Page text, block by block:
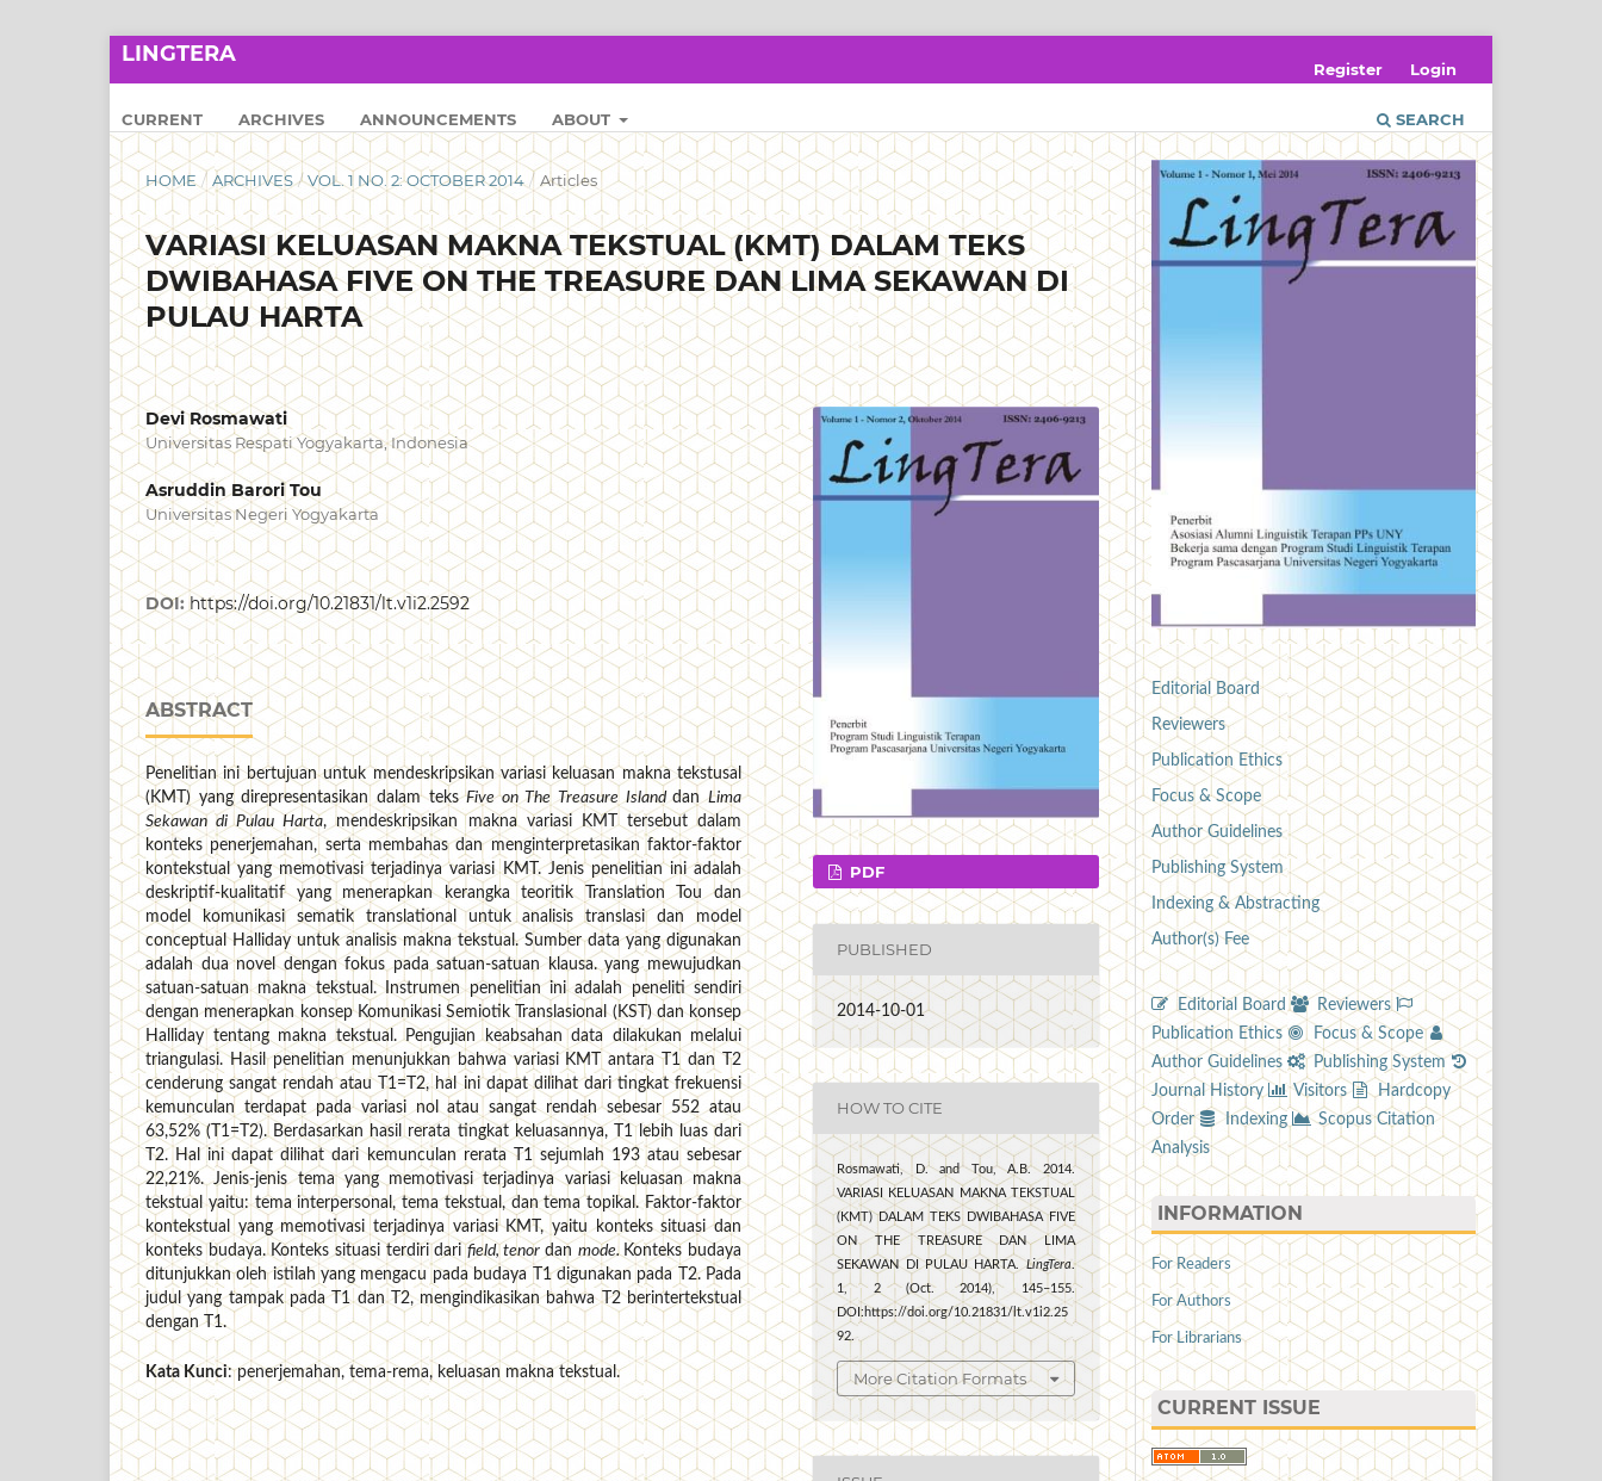
LINGTERA
CURRENT ARCHIVES ANNOUNCEMENTS ABOUT SEARCH
Register Login
HOME / ARCHIVES / VOL. 1 NO. 2: OCTOBER 2014 / Articles
VARIASI KELUASAN MAKNA TEKSTUAL (KMT) DALAM TEKS
DWIBAHASA FIVE ON THE TREASURE DAN LIMA SEKAWAN DI
PULAU HARTA
Devi Rosmawati
Universitas Respati Yogyakarta, Indonesia
Asruddin Barori Tou
Universitas Negeri Yogyakarta
DOI: https://doi.org/10.21831/lt.v1i2.2592
ABSTRACT
Penelitian ini bertujuan untuk mendeskripsikan variasi keluasan makna tekstusal
(KMT) yang direpresentasikan dalam teksFive on The Treasure IslanddanLima
Sekawan di Pulau Harta, mendeskripsikan makna variasi KMT tersebut dalam
konteks penerjemahan, serta membahas dan menginterpretasikan faktor-faktor
kontekstual yang memotivasi terjadinya variasi KMT. Jenis penelitian ini adalah
deskriptif-kualitatif yang menerapkan kerangka teoritik Translation Tou dan
model komunikasi sematik translational untuk analisis translasi dan model
conceptual Halliday untuk analisis makna tekstual. Sumber data yang digunakan
adalah dua novel dengan fokus pada satuan-satuan klausa. yang mewujudkan
satuan-satuan makna tekstual. Instrumen penelitian ini adalah peneliti sendiri
dengan menerapkan konsep Komunikasi Semiotik Translasional (KST) dan konsep
Halliday tentang makna tekstual. Pengujian keabsahan data dilakukan melalui
triangulasi. Hasil penelitian menunjukkan bahwa variasi KMT antara T1 dan T2
cenderung sangat rendah atau T1=T2, hal ini dapat dilihat dari tingkat frekuensi
kemunculan terdapat pada variasi nol atau sangat rendah sebesar 552 atau
63,52% (T1=T2). Berdasarkan hasil rerata tingkat keluasannya, T1 lebih luas dari
T2. Hal ini dapat dilihat dari kemunculan rerata T1 sejumlah 193 atau sebesar
22,21%. Jenis-jenis tema yang memotivasi terjadinya variasi keluasan makna
tekstual yaitu: tema interpersonal, tema tekstual, dan tema topikal. Faktor-faktor
kontekstual yang memotivasi terjadinya variasi KMT, yaitu konteks situasi dan
konteks budaya. Konteks situasi terdiri dari field, tenordan mode. Konteks budaya
ditunjukkan oleh istilah yang mengacu pada budaya T1 digunakan pada T2. Pada
judul yang tampak pada T1 dan T2, mengindikasikan bahwa T2 berintertekstual
dengan T1.
Kata Kunci: penerjemahan, tema-rema, keluasan makna tekstual.
PDF
PUBLISHED
2014-10-01
HOW TO CITE
Rosmawati, D. and Tou, A.B. 2014.
VARIASI KELUASAN MAKNA TEKSTUAL
(KMT) DALAM TEKS DWIBAHASA FIVE
ON THE TREASURE DAN LIMA
SEKAWAN DI PULAU HARTA. LingTera.
1, 2 (Oct. 2014), 145–155.
DOI:https://doi.org/10.21831/lt.v1i2.25
92.
More Citation Formats
Editorial Board
Reviewers
Publication Ethics
Focus & Scope
Author Guidelines
Publishing System
Indexing & Abstracting
Author(s) Fee
Editorial Board
Reviewers
Publication Ethics
Focus & Scope
Author Guidelines
Publishing System
Journal History
Visitors
Hardcopy
Order
Indexing
Scopus Citation
Analysis
INFORMATION
For Readers
For Authors
For Librarians
CURRENT ISSUE